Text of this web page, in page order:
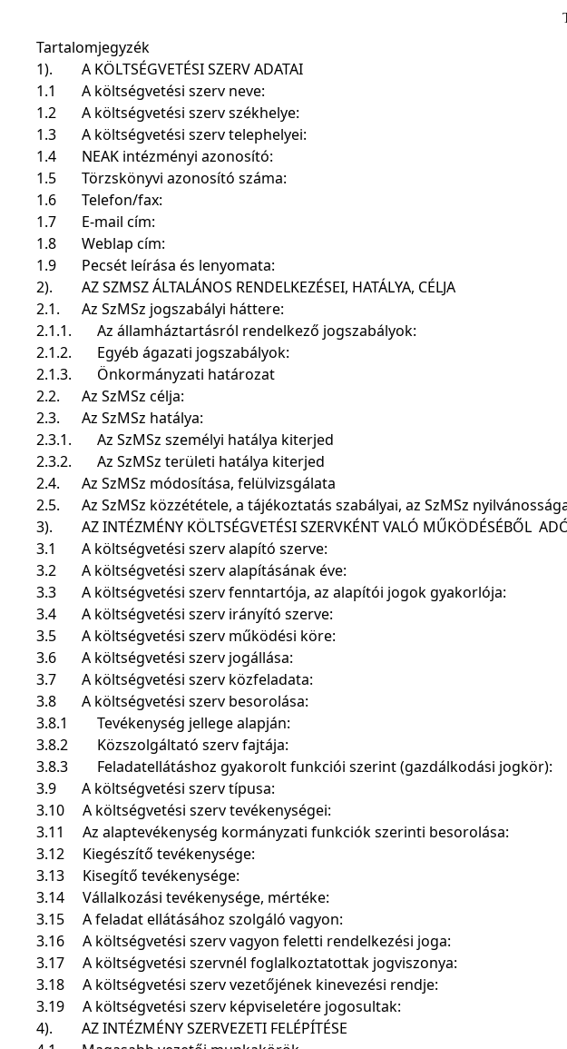
Tartalomjegyzék
1).
A KÖLTSÉGVETÉSI SZERV ADATAI
1.1
A költségvetési szerv neve:
1.2
A költségvetési szerv székhelye:
1.3
A költségvetési szerv telephelyei:
1.4
NEAK intézményi azonosító:
1.5
Törzskönyvi azonosító száma:
1.6
Telefon/fax:
1.7
E-mail cím:
1.8
Weblap cím:
1.9
Pecsét leírása és lenyomata:
2).
AZ SZMSZ ÁLTALÁNOS RENDELKEZÉSEI, HATÁLYA, CÉLJA
2.1.
Az SzMSz jogszabályi háttere:
2.1.1.
Az államháztartásról rendelkező jogszabályok:
2.1.2.
Egyéb ágazati jogszabályok:
2.1.3.
Önkormányzati határozat
2.2.
Az SzMSz célja:
2.3.
Az SzMSz hatálya:
2.3.1.
Az SzMSz személyi hatálya kiterjed
2.3.2.
Az SzMSz területi hatálya kiterjed
2.4.
Az SzMSz módosítása, felülvizsgálata
2.5.
Az SzMSz közzététele, a tájékoztatás szabályai, az SzMSz
3).
AZ INTÉZMÉNY KÖLTSÉGVETÉSI SZERVKÉNT VALÓ MŰKÖDÉSÉBŐL
3.1
A költségvetési szerv alapító szerve:
3.2
A költségvetési szerv alapításának éve:
3.3
A költségvetési szerv fenntartója, az alapítói jogok gyakorlója:
3.4
A költségvetési szerv irányító szerve:
3.5
A költségvetési szerv működési köre:
3.6
A költségvetési szerv jogállása:
3.7
A költségvetési szerv közfeladata:
3.8
A költségvetési szerv besorolása:
3.8.1
Tevékenység jellege alapján:
3.8.2
Közszolgáltató szerv fajtája:
3.8.3
Feladatellátáshoz gyakorolt funkciói szerint (gazdálkodási jogkör):
3.9
A költségvetési szerv típusa:
3.10
A költségvetési szerv tevékenységei:
3.11
Az alaptevékenység kormányzati funkciók szerinti besorolása:
3.12
Kiegészítő tevékenysége:
3.13
Kisegítő tevékenysége:
3.14
Vállalkozási tevékenysége, mértéke:
3.15
A feladat ellátásához szolgáló vagyon:
3.16
A költségvetési szerv vagyon feletti rendelkezési joga:
3.17
A költségvetési szervnél foglalkoztatottak jogviszonya:
3.18
A költségvetési szerv vezetőjének kinevezési rendje:
3.19
A költségvetési szerv képviseletére jogosultak:
4).
AZ INTÉZMÉNY SZERVEZETI FELÉPÍTÉSE